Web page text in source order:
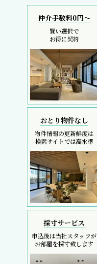
仲介手数料0円～
賢い選択で
お得に契約
おとり物件なし
物件情報の更新鮮度は
検索サイトでは高水準
採寸サービス
申込後は当社スタッフが
お部屋を採寸致します